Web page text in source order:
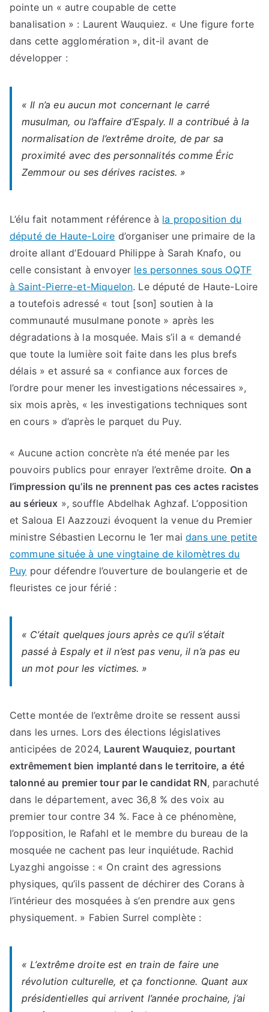
pointe un « autre coupable de cette
banalisation » : Laurent Wauquiez. « Une figure forte
dans cette agglomération », dit-il avant de
développer :
« Il n’a eu aucun mot concernant le carré
musulman, ou l’affaire d’Espaly. Il a contribué à la
normalisation de l’extrême droite, de par sa
proximité avec des personnalités comme Éric
Zemmour ou ses dérives racistes. »
L’élu fait notamment référence à la proposition du
député de Haute-Loire d’organiser une primaire de la
droite allant d’Edouard Philippe à Sarah Knafo, ou
celle consistant à envoyer les personnes sous OQTF
à Saint-Pierre-et-Miquelon. Le député de Haute-Loire
a toutefois adressé « tout [son] soutien à la
communauté musulmane ponote » après les
dégradations à la mosquée. Mais s’il a « demandé
que toute la lumière soit faite dans les plus brefs
délais » et assuré sa « confiance aux forces de
l’ordre pour mener les investigations nécessaires »,
six mois après, « les investigations techniques sont
en cours » d’après le parquet du Puy.
« Aucune action concrète n’a été menée par les
pouvoirs publics pour enrayer l’extrême droite. On a
l’impression qu’ils ne prennent pas ces actes racistes
au sérieux », souffle Abdelhak Aghzaf. L’opposition
et Saloua El Aazzouzi évoquent la venue du Premier
ministre Sébastien Lecornu le 1er maidans une petite
commune située à une vingtaine de kilomètres du
Puy pour défendre l’ouverture de boulangerie et de
fleuristes ce jour férié :
« C’était quelques jours après ce qu’il s’était
passé à Espaly et il n’est pas venu, il n’a pas eu
un mot pour les victimes. »
Cette montée de l’extrême droite se ressent aussi
dans les urnes. Lors des élections législatives
anticipées de 2024, Laurent Wauquiez, pourtant
extrêmement bien implanté dans le territoire, a été
talonné au premier tour par le candidat RN, parachuté
dans le département, avec 36,8 % des voix au
premier tour contre 34 %. Face à ce phénomène,
l’opposition, le Rafahl et le membre du bureau de la
mosquée ne cachent pas leur inquiétude. Rachid
Lyazghi angoisse : « On craint des agressions
physiques, qu’ils passent de déchirer des Corans à
l’intérieur des mosquées à s’en prendre aux gens
physiquement. » Fabien Surrel complète :
« L’extrême droite est en train de faire une
révolution culturelle, et ça fonctionne. Quant aux
présidentielles qui arrivent l’année prochaine, j’ai